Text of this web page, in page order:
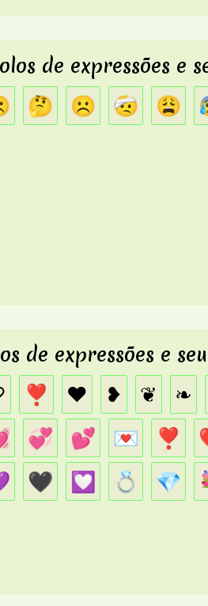
de expressões e
🤔 ☹️ 🤕 😩
de expressões e
❣ ❤ ❥ ❦ ❧
💞 💕 💌 ❣️
🖤 💟 💍 💎